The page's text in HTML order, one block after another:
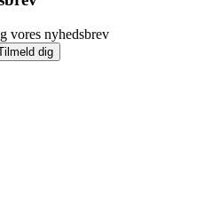
vores nyhedsbrev
dig